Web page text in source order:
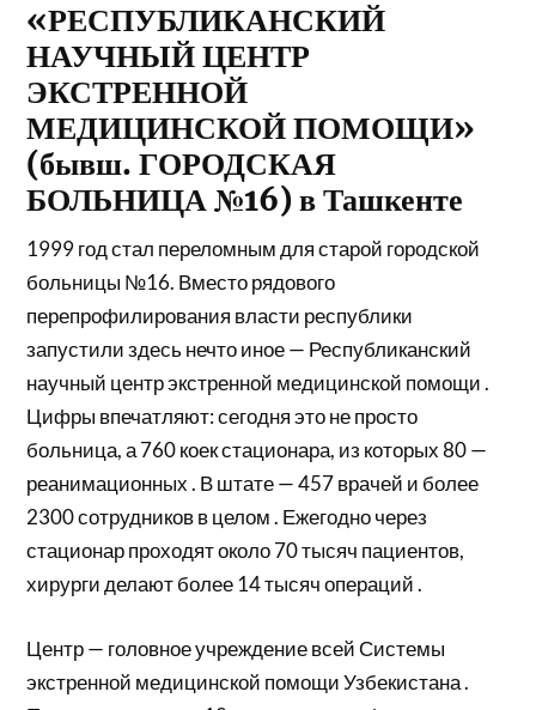
«РЕСПУБЛИКАНСКИЙ
НАУЧНЫЙ ЦЕНТР
ЭКСТРЕННОЙ
МЕДИЦИНСКОЙ ПОМОЩИ»
(бывш. ГОРОДСКАЯ
БОЛЬНИЦА №16) в Ташкенте
1999 год стал переломным для старой городской
больницы №16. Вместо рядового
перепрофилирования власти республики
запустили здесь нечто иное — Республиканский
научный центр экстренной медицинской помощи .
Цифры впечатляют: сегодня это не просто
больница, а 760 коек стационара, из которых 80 —
реанимационных . В штате — 457 врачей и более
2300 сотрудников в целом . Ежегодно через
стационар проходят около 70 тысяч пациентов,
хирурги делают более 14 тысяч операций .
Центр — головное учреждение всей Системы
экстренной медицинской помощи Узбекистана .